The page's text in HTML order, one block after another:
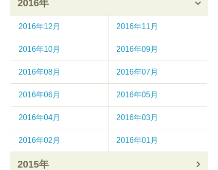
2016年
2016年12月 2016年11月
2016年10月 2016年09月
2016年08月 2016年07月
2016年06月 2016年05月
2016年04月 2016年03月
2016年02月 2016年01月
2015年